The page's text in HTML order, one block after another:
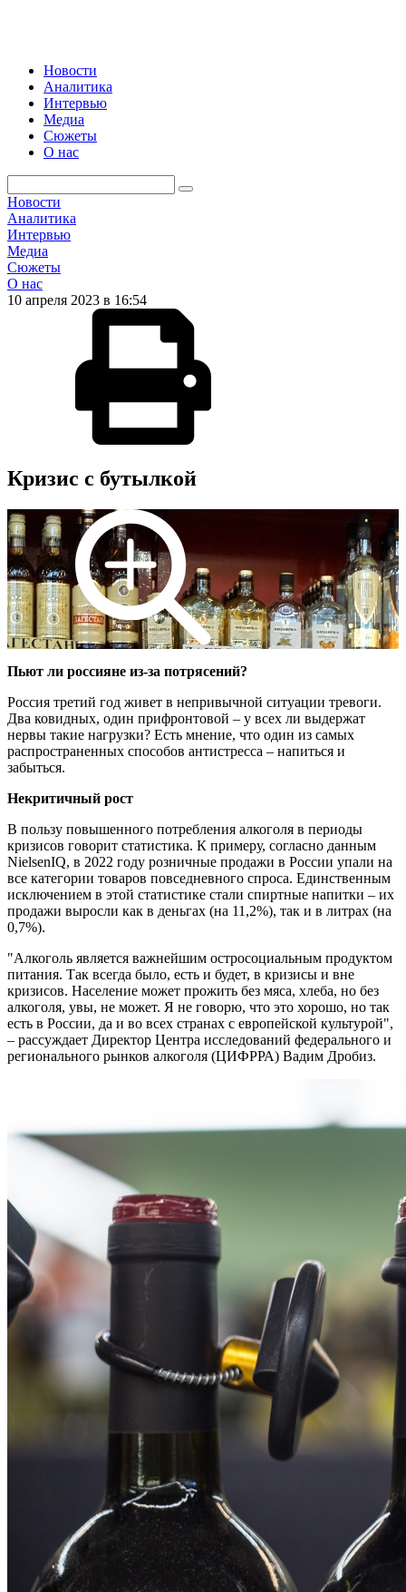
Новости
Аналитика
Интервью
Медиа
Сюжеты
О нас
Новости
Аналитика
Интервью
Медиа
Сюжеты
О нас
10 апреля 2023 в 16:54
Кризис с бутылкой
Пьют ли россияне из-за потрясений?
Россия третий год живет в непривычной ситуации тревоги.
Два ковидных, один прифронтовой – у всех ли выдержат
нервы такие нагрузки? Есть мнение, что один из самых
распространенных способов антистресса – напиться и
забыться.
Некритичный рост
В пользу повышенного потребления алкоголя в периоды
кризисов говорит статистика. К примеру, согласно данным
NielsenIQ, в 2022 году розничные продажи в России упали на
все категории товаров повседневного спроса. Единственным
исключением в этой статистике стали спиртные напитки – их
продажи выросли как в деньгах (на 11,2%), так и в литрах (на
0,7%).
"Алкоголь является важнейшим остросоциальным продуктом
питания. Так всегда было, есть и будет, в кризисы и вне
кризисов. Население может прожить без мяса, хлеба, но без
алкоголя, увы, не может. Я не говорю, что это хорошо, но так
есть в России, да и во всех странах с европейской культурой",
– рассуждает Директор Центра исследований федерального и
регионального рынков алкоголя (ЦИФРРА) Вадим Дробиз.